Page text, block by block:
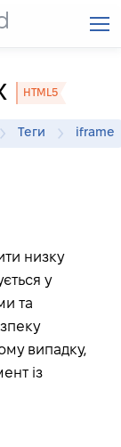
HTML5
Теги iframe
низку
у
та
випадку,
із